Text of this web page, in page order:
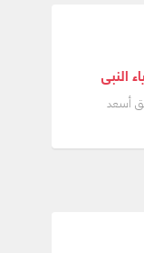
النبي
أسعد